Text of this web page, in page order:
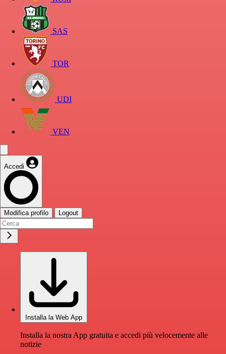
SAS
TOR
UDI
VEN
Accedi
Modifica profilo Logout
Installa la Web App
Installa la nostra App gratuita e accedi più velocemente alle
notizie